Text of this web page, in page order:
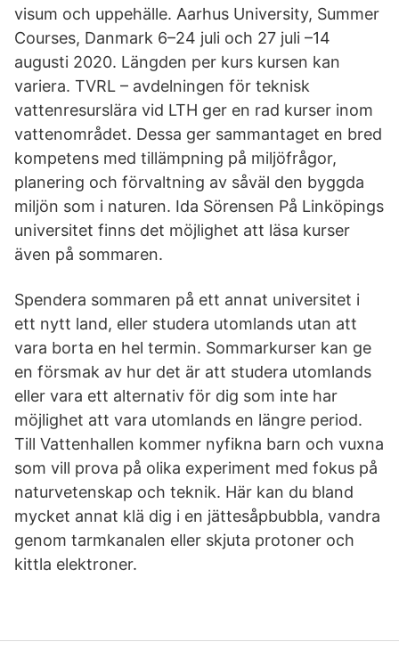
visum och uppehälle. Aarhus University, Summer
Courses, Danmark 6–24 juli och 27 juli –14
augusti 2020. Längden per kurs kursen kan
variera. TVRL – avdelningen för teknisk
vattenresurslära vid LTH ger en rad kurser inom
vattenområdet. Dessa ger sammantaget en bred
kompetens med tillämpning på miljöfrågor,
planering och förvaltning av såväl den byggda
miljön som i naturen. Ida Sörensen På Linköpings
universitet finns det möjlighet att läsa kurser
även på sommaren.
Spendera sommaren på ett annat universitet i
ett nytt land, eller studera utomlands utan att
vara borta en hel termin. Sommarkurser kan ge
en försmak av hur det är att studera utomlands
eller vara ett alternativ för dig som inte har
möjlighet att vara utomlands en längre period.
Till Vattenhallen kommer nyfikna barn och vuxna
som vill prova på olika experiment med fokus på
naturvetenskap och teknik. Här kan du bland
mycket annat klä dig i en jättesåpbubbla, vandra
genom tarmkanalen eller skjuta protoner och
kittla elektroner.